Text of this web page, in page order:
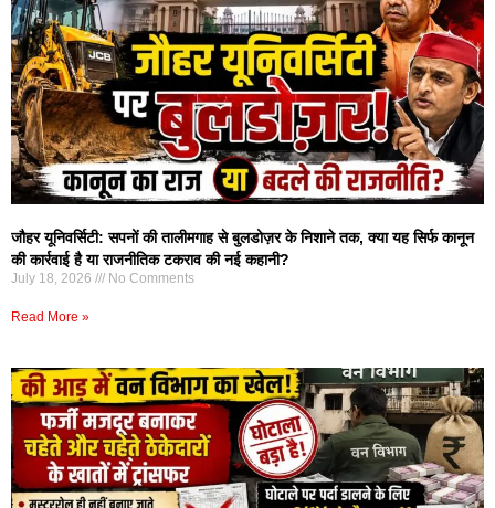
जौहर यूनिवर्सिटी: सपनों की तालीमगाह से बुलडोज़र के निशाने तक, क्या यह सिर्फ कानून
की कार्रवाई है या राजनीतिक टकराव की नई कहानी?
July 18, 2026 No Comments
Read More »